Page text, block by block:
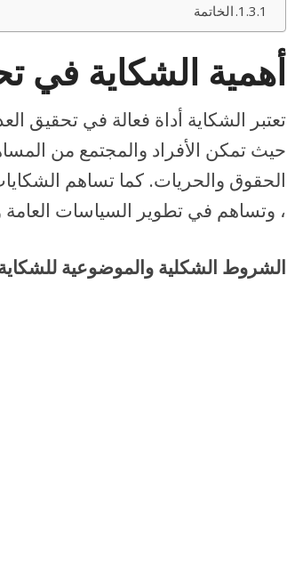
الخاتمة
أهمية الشكاية في
تعتبر الشكاية أداة فعالة في تحقيق
حيث تمكن الأفراد والمجتمع من
الحقوق والحريات. كما تساهم
، وتساهم في تطوير السياسات
الشروط الشكلية والموضوعية